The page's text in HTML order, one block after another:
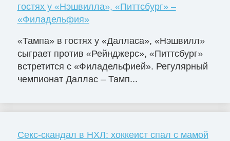
гостях у «Нэшвилла», «Питтсбург» –
«Филадельфия»
«Тампа» в гостях у «Далласа», «Нэшвилл»
сыграет против «Рейнджерс», «Питтсбург»
встретится с «Филадельфией». Регулярный
чемпионат Даллас – Тамп...
Секс-скандал в НХЛ: хоккеист спал с мамой